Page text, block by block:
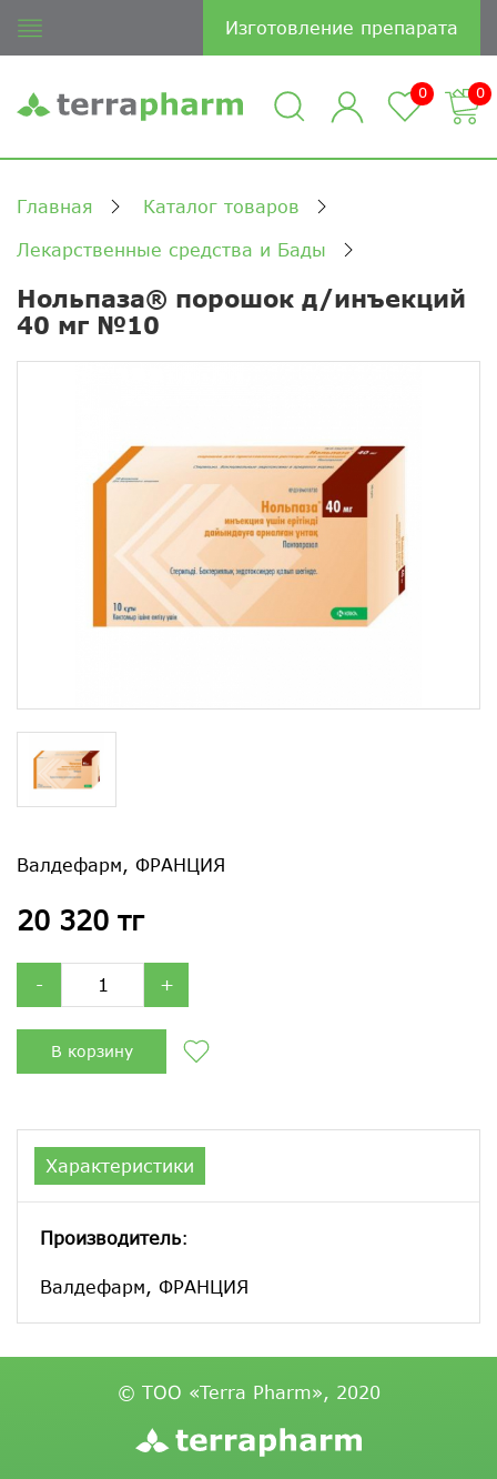
Изготовление препарата
0 0
Главная Каталог товаров
Лекарственные средства и Бады
Нольпаза® порошок д/инъекций
40 мг №10
Валдефарм, ФРАНЦИЯ
20 320 тг
- +
В корзину
Характеристики
Производитель:
Валдефарм, ФРАНЦИЯ
© ТОО «Terra Pharm», 2020